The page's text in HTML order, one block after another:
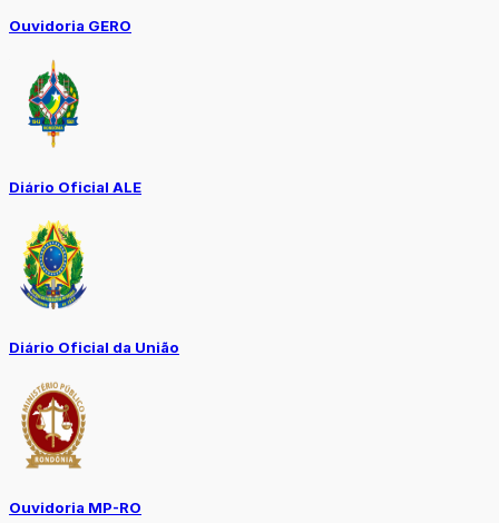
Ouvidoria GERO
Diário Oficial ALE
Diário Oficial da União
Ouvidoria MP-RO